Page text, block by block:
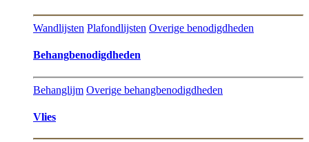
Wandlijsten Plafondlijsten Overige benodigdheden
Behangbenodigdheden
Behanglijm Overige behangbenodigdheden
Vlies